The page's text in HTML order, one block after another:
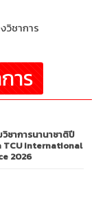
ชาการ
าร
ชาการนานาชาติปี
TCU International
2026